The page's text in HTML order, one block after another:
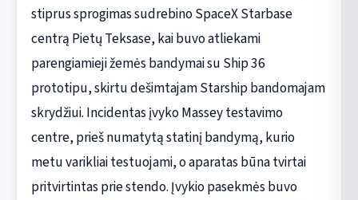
stiprus sprogimas sudrebino SpaceX Starbase
centrą Pietų Teksase, kai buvo atliekami
parengiamieji žemės bandymai su Ship 36
prototipu, skirtu dešimtajam Starship bandomajam
skrydžiui. Incidentas įvyko Massey testavimo
centre, prieš numatytą statinį bandymą, kurio
metu varikliai testuojami, o aparatas būna tvirtai
pritvirtintas prie stendo. Įvykio pasekmės buvo